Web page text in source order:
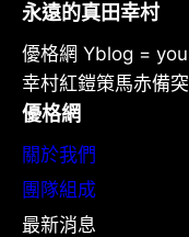
永遠的真田幸村
優格網 Yblog =
幸村紅鎧策馬赤備
優格網
關於我們
團隊組成
最新消息